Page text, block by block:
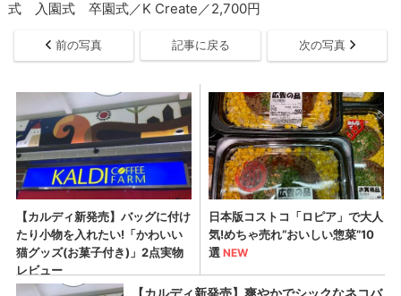
式 入園式 卒園式／K Create／2,700円
前の写真 記事に戻る 次の写真